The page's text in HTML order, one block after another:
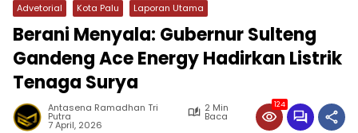
Advetorial Kota Palu Laporan Utama
Berani Menyala: Gubernur Sulteng
Gandeng Ace Energy Hadirkan Listrik
Tenaga Surya
Antasena Ramadhan Tri
Putra
2 Min
Baca
7 April, 2026
124